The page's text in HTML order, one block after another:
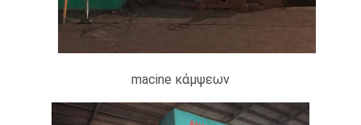
macine κάμψεων